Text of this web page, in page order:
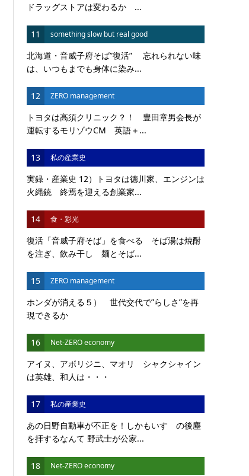
ドラッグストアは変わるか ...
11 something slow but real good
北海道・音威子府そば”復活” 忘れられない味
は、いつもまでも身体に染み...
12 ZERO management
トヨタは高須クリニック？！ 豊田章男会長が
運転するモリゾウCM 英語＋...
13 私の産業史
実録・産業史 12）トヨタは徳川家、エンジンは
火縄銃 終焉を迎える創業家...
14 食・彩光
復活「音威子府そば」を食べる そば湯は焼酎
を注ぎ、飲み干し 麺とそば...
15 ZERO management
ホンダが消える５） 世代交代で”らしさ”を再
現できるか
16 Net-ZERO economy
アイヌ、アボリジニ、マオリ シャクシャイン
は英雄、和人は・・・
17 私の産業史
あの日野自動車が不正を！しかもいすゞの後塵
を拝するなんて 野武士が公家...
18 Net-ZERO economy